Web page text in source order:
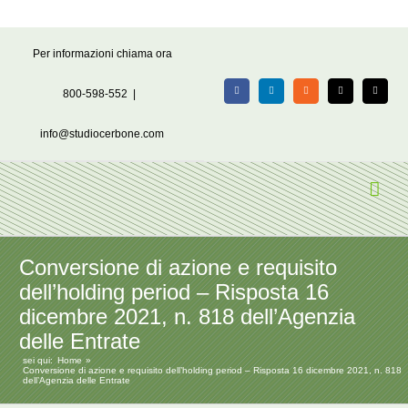
Per informazioni chiama ora
800-598-552
info@studiocerbone.com
FacebookLinkedIn Rss X Email
Conversione di azione e requisito
dell’holding period – Risposta 16
dicembre 2021, n. 818 dell’Agenzia
delle Entrate
sei qui: Home
Conversione di azione e requisito dell’holding period – Risposta 16 dicembre 2021, n. 818
dell’Agenzia delle Entrate